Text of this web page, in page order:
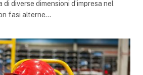
diverse dimensioni d’impresa nel
fasi alterne…